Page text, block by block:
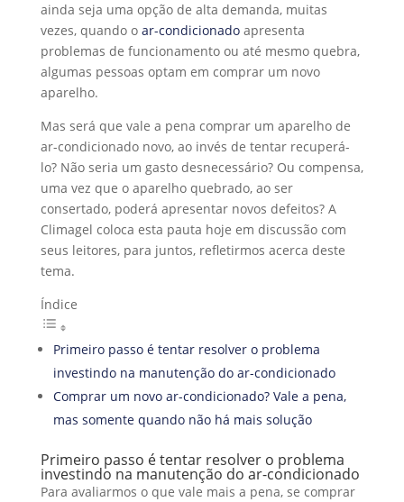
ainda seja uma opção de alta demanda, muitas
vezes, quando o ar-condicionadoapresenta
problemas de funcionamento ou até mesmo quebra,
algumas pessoas optam em comprar um novo
aparelho.
Mas será que vale a pena comprar um aparelho de
ar-condicionado novo, ao invés de tentar recuperá-
lo? Não seria um gasto desnecessário? Ou compensa,
uma vez que o aparelho quebrado, ao ser
consertado, poderá apresentar novos defeitos? A
Climagel coloca esta pauta hoje em discussão com
seus leitores, para juntos, refletirmos acerca deste
tema.
Índice
Primeiro passo é tentar resolver o problema
investindo na manutenção do ar-condicionado
Comprar um novo ar-condicionado? Vale a pena,
mas somente quando não há mais solução
Primeiro passo é tentar resolver o problema
investindo na manutenção do ar-condicionado
Para avaliarmos o que vale mais a pena, se comprar